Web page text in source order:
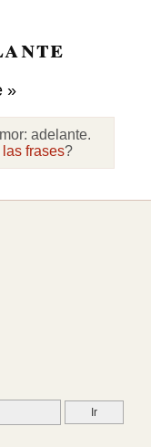
»
adelante.
frases?